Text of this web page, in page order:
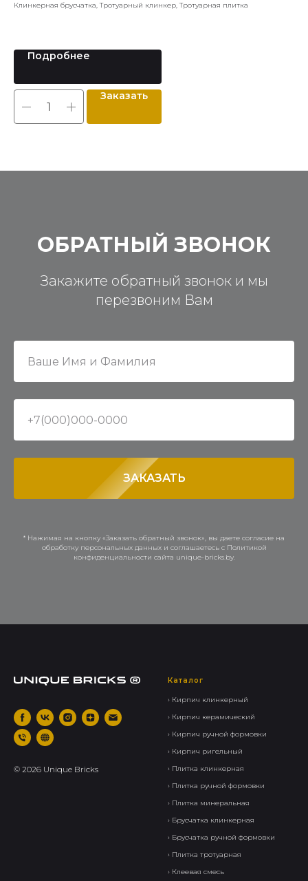
Клинкерная брусчатка, Тротуарный клинкер, Тротуарная плитка
Подробнее
Заказать
ОБРАТНЫЙ ЗВОНОК
Закажите обратный звонок и мы
перезвоним Вам
ЗАКАЗАТЬ
* Нажимая на кнопку «Заказать обратный звонок», вы даете согласие на
обработку персональных данных и соглашаетесь c Политикой
конфиденциальности сайта unique-bricks.by.
© 2026 Unique Bricks
Каталог
› Кирпич клинкерный
› Кирпич керамический
› Кирпич ручной формовки
› Кирпич ригельный
› Плитка клинкерная
› Плитка ручной формовки
› Плитка минеральная
› Брусчатка клинкерная
› Брусчатка ручной формовки
› Плитка тротуарная
› Клеевая смесь